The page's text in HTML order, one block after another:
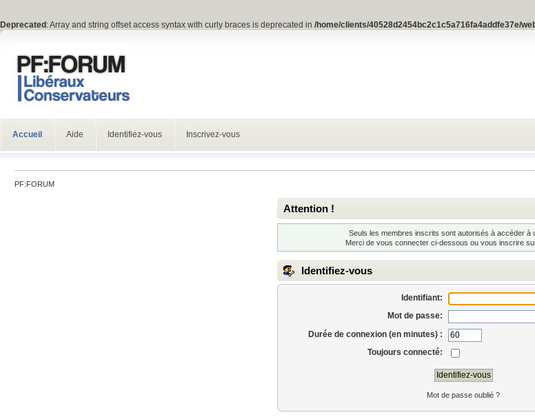
Deprecated : Array and string offset access syntax with curly braces is deprecated in /home/clients/40528d2454bc2c1c5a716fa4addfe37e/
Accueil Aide Identifiez-vous Inscrivez-vous
PF:FORUM
Attention !
Seuls les membres inscrits sont autorisés à accéder à
Merci de vous connecter ci-dessous ou vous inscrire
Identifiez-vous
Identifiant:
Mot de passe:
Durée de connexion (en minutes) :
Toujours connecté:
Mot de passe oublié ?